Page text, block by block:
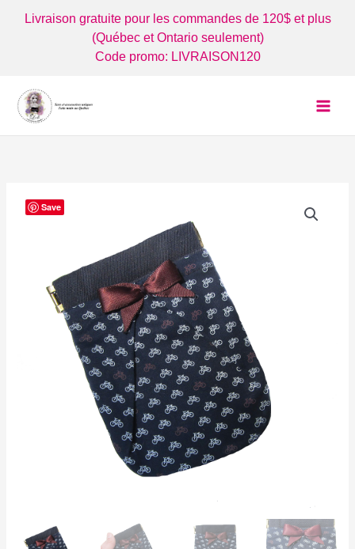
Livraison gratuite pour les commandes de 120$ et plus
(Québec et Ontario seulement)
Code promo: LIVRAISON120
Save